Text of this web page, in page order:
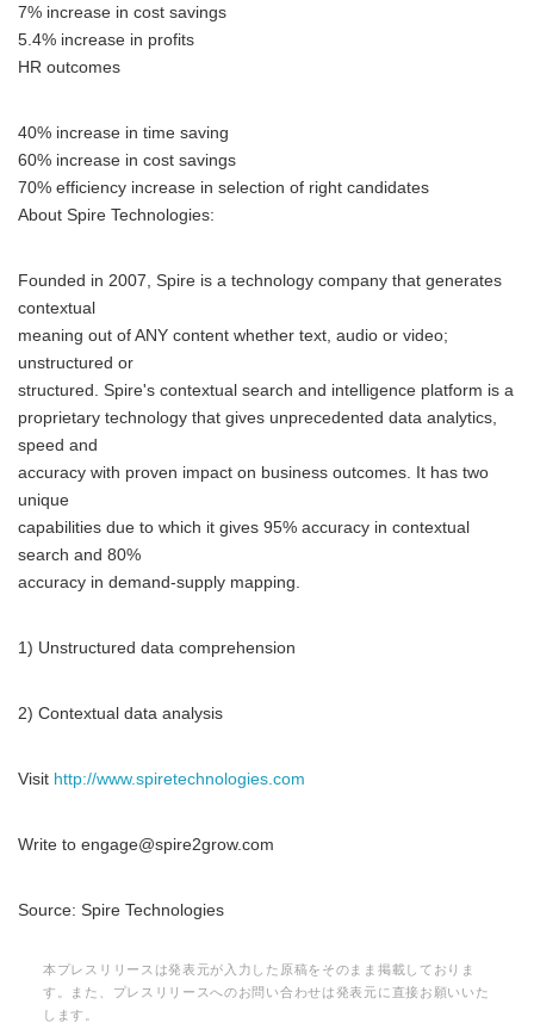
7% increase in cost savings
5.4% increase in profits
HR outcomes
40% increase in time saving
60% increase in cost savings
70% efficiency increase in selection of right candidates
About Spire Technologies:
Founded in 2007, Spire is a technology company that generates
contextual
meaning out of ANY content whether text, audio or video;
unstructured or
structured. Spire's contextual search and intelligence platform is a
proprietary technology that gives unprecedented data analytics,
speed and
accuracy with proven impact on business outcomes. It has two
unique
capabilities due to which it gives 95% accuracy in contextual
search and 80%
accuracy in demand-supply mapping.
1) Unstructured data comprehension
2) Contextual data analysis
Visit http://www.spiretechnologies.com
Write to engage@spire2grow.com
Source: Spire Technologies
本プレスリリースは発表元が入力した原稿をそのまま掲載しておりま
す。また、プレスリリースへのお問い合わせは発表元に直接お願いいた
します。